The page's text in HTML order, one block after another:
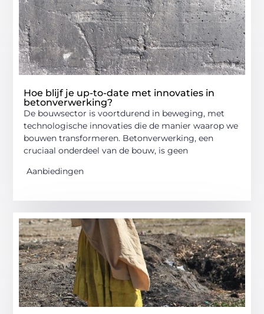
Hoe blijf je up-to-date met innovaties in
betonverwerking?
De bouwsector is voortdurend in beweging, met
technologische innovaties die de manier waarop we
bouwen transformeren. Betonverwerking, een
cruciaal onderdeel van de bouw, is geen
Aanbiedingen